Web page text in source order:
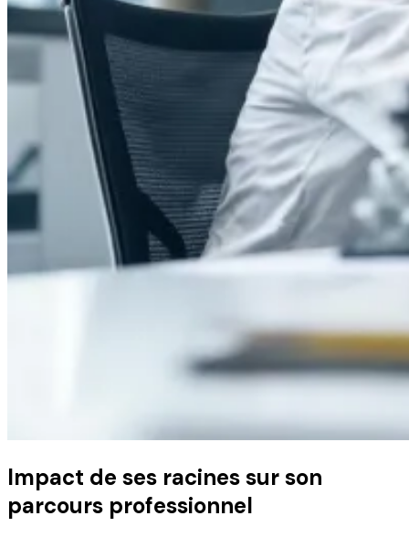
Impact de ses racines sur son
parcours professionnel